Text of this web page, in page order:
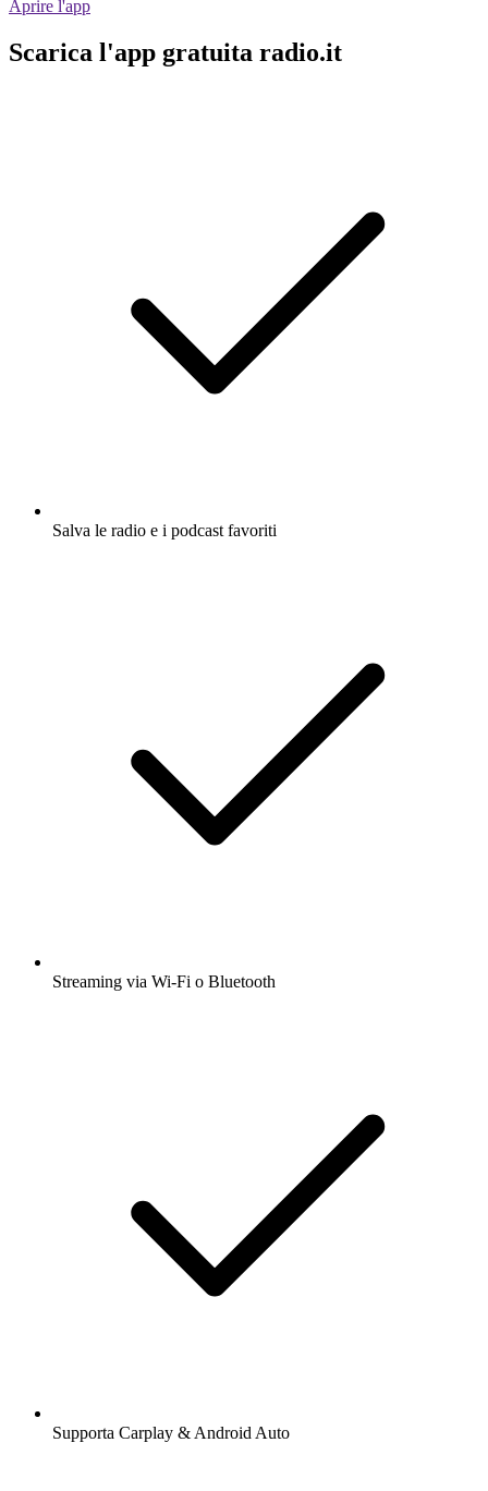
Aprire l'app
Scarica l'app gratuita radio.it
Salva le radio e i podcast favoriti
Streaming via Wi-Fi o Bluetooth
Supporta Carplay & Android Auto